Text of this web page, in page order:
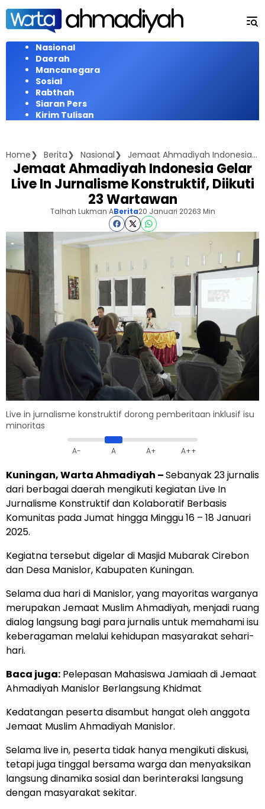
Langsung
konten
Nasional
Daerah
Mancanegara
Sosial
Rabthah
Siaran Pers
Kirim Tulisan
Home Berita Nasional Jemaat Ahmadiyah Indonesia Gelar Live In Jurnalisme Konstruktif, Diikuti 23 Wartawan
Jemaat Ahmadiyah Indonesia Gelar
Live In Jurnalisme Konstruktif, Diikuti
23 Wartawan
Talhah Lukman ABerita20 Januari 20263 Min
Live in jurnalisme konstruktif dorong pemberitaan inklusif isu
minoritas
A- A A+ A++
Kuningan, Warta Ahmadiyah –Sebanyak 23 jurnalis
dari berbagai daerah mengikuti kegiatan Live In
Jurnalisme Konstruktif dan Kolaboratif Berbasis
Komunitas pada Jumat hingga Minggu 16 – 18 Januari
2025.
Kegiatna tersebut digelar di Masjid Mubarak Cirebon
dan Desa Manislor, Kabupaten Kuningan.
Selama dua hari di Manislor, yang mayoritas warganya
merupakan Jemaat Muslim Ahmadiyah, menjadi ruang
dialog langsung bagi para jurnalis untuk memahami isu
keberagaman melalui kehidupan masyarakat sehari-
hari.
Baca juga: Pelepasan Mahasiswa Jamiaah di Jemaat
Ahmadiyah Manislor Berlangsung Khidmat
Kedatangan peserta disambut hangat oleh anggota
Jemaat Muslim Ahmadiyah Manislor.
Selama live in, peserta tidak hanya mengikuti diskusi,
tetapi juga tinggal bersama warga dan menyaksikan
langsung dinamika sosial dan berinteraksi langsung
dengan masyarakat sekitar.